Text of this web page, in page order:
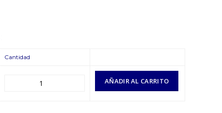
Cantidad
AÑADIR AL CARRITO